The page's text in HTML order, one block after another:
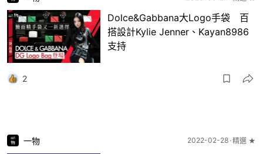
Dolce&Gabbana大Logo手袋 百
搭設計Kylie Jenner、Kayan8986
支持
2
一物 2022-02-28 精選 ★